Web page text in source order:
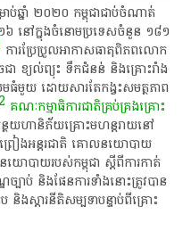
ឆ្នាំ​ ២០២០​ កម្ពុជា​ជាប់​ចំណាត់
៦​ ​​នៅ​ក្នុង​ចំនោម​​​ប្រទេស​​ចំនួន​ ១៨១​​
​ ការ​ប្រែប្រួល​អាកាសធាតុ​ពិភពលោក​
ា​ ខ្យល់ព្យុះ​ ទឹកជំនន់​ និង​គ្រោះ​រាំង​
ម​ធំ​មួយ​ ដោយសារ​តែ​កង្វះ​សមត្ថភាព​
គណៈកម្មាធិការ​ជាតិ​គ្រប់គ្រង​គ្រោះ​
ន្ថយ​ហានិភ័យ​គ្រោះ​មហន្តរាយ​នៅ​
មព្រៀង​អន្តរជាតិ​ គោលនយោបាយ​
ោបាយ​របស់​កម្ពុជា​ ស្តី​ពី​ការ​កាត់​
ាប់​ និង​ផែនការ​ទាំងនោះ​ត្រូវ​បាន​
និង​ស្តារ​នីតិសម្បទា​បន្ទាប់​ពី​គ្រោះ​